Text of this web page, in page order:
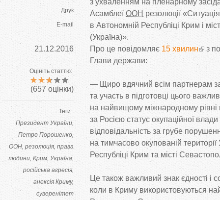
Друк
E-mail
21.12.2016
Оцініть статтю:
(657 оцінки)
Теги:
Президент України
Петро Порошенко
ООН резолюція права
людини Крим Україна
російська агресія
анексія Криму
суверенітет
з ухваленням на пленарному
АсамблеїООН резолюції«
в Автономній Республіці Крим і
(Україна)».
Про це повідомляє 15 хвилин з
Глави держави:
— Щиро вдячний всім партнерам
та участь в підготовці цього
на найвищому міжнародному рівні
за Росією статус окупаційної
відповідальність за грубе
на тимчасово окупованій території
Республіці Крим та місті
Це також важливий знак єдності і
коли в Криму використовуються